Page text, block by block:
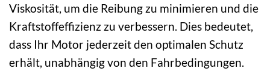
Viskosität, um die Reibung zu minimieren und die
Kraftstoffeffizienz zu verbessern. Dies bedeutet,
dass Ihr Motor jederzeit den optimalen Schutz
erhält, unabhängig von den Fahrbedingungen.